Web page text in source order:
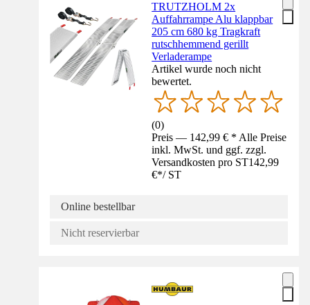
TRUTZHOLM 2x
Auffahrrampe Alu klappbar
205 cm 680 kg Tragkraft
rutschhemmend gerillt
Verladerampe
Artikel wurde noch nicht
bewertet.
(0)
Preis — 142,99 € * Alle Preise
inkl. MwSt. und ggf. zzgl.
Versandkosten pro ST142,99
€*/ ST
Online bestellbar
Nicht reservierbar